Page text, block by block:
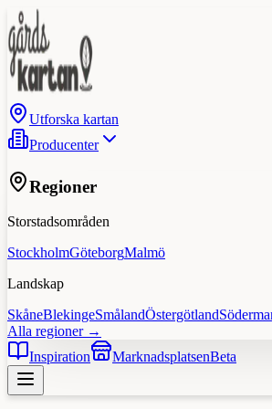
Utforska kartan
Producenter
Regioner
Storstadsområden
StockholmGöteborgMalmö
Landskap
SkåneBlekingeSmålandÖstergötland
Alla regioner →
Inspiration
MarknadsplatsenBeta